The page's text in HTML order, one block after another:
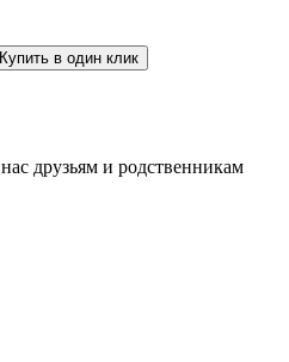
Купить в один клик
друзьям и родственникам